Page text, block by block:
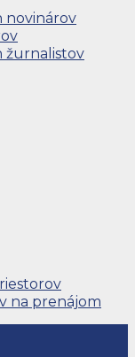
novinárov
žurnalistov
na prenájom